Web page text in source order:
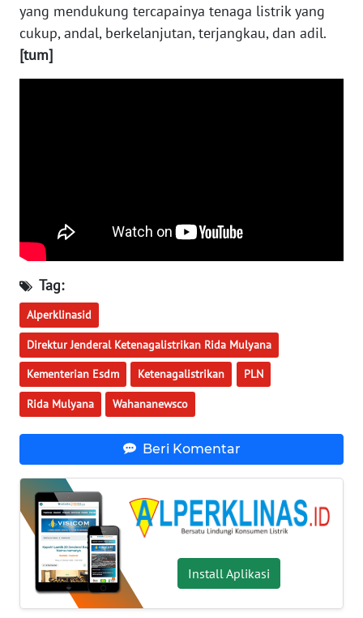
yang mendukung tercapainya tenaga listrik yang
cukup, andal, berkelanjutan, terjangkau, dan adil.
[tum]
Tag:
Alperklinasid
Direktur Jenderal Ketenagalistrikan Rida Mulyana
Kementerian Esdm Ketenagalistrikan PLN
Rida Mulyana Wahananewsco
Beri Komentar
Install Aplikasi
TENGAH
WN DELI
KARAWANG
WN
BEKASI
WN
BOGOR
WN
TAPANULI
UTARA
WN
SAMOSIR